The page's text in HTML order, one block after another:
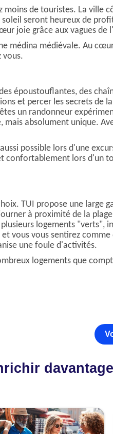
moins de touristes. La ville
seront heureux de
joie grâce aux vagues de
médina médiévale. Au
vous.
époustouflantes, des
et percer les secrets de
un randonneur
absolument unique.
possible lors d'une
lors d'un
TUI propose une large
à proximité de la
logements "verts",
vous vous sentirez
une foule d'activités.
logements que